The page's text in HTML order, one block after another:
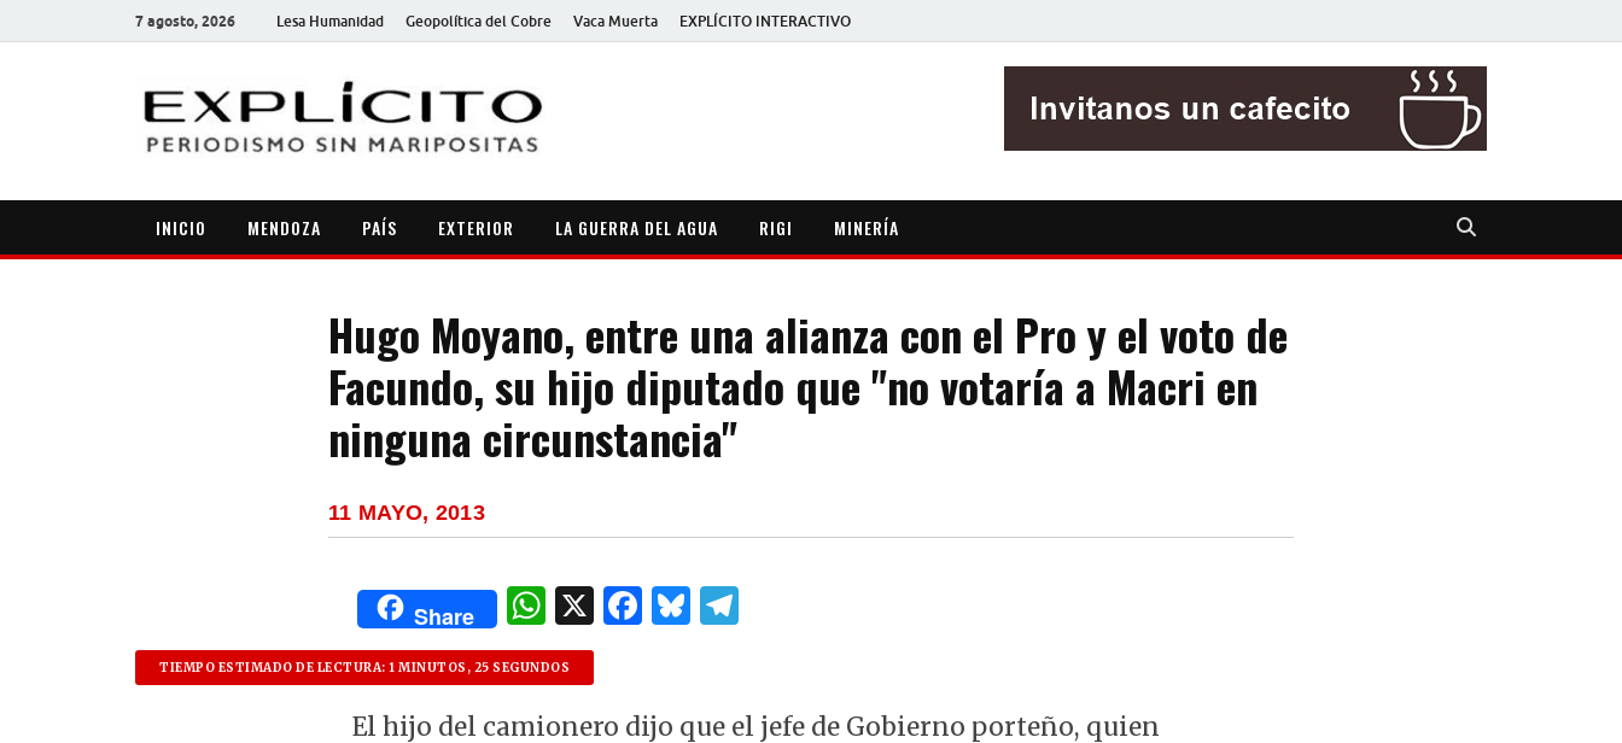
7 agosto, 2026 Lesa Humanidad Geopolítica del Cobre Vaca Muerta EXPLÍCITO INTERACTIVO
INICIO MENDOZA PAÍS EXTERIOR LA GUERRA DEL AGUA RIGI MINERÍA
Hugo Moyano, entre una alianza con el Pro y el voto de
Facundo, su hijo diputado que "no votaría a Macri en
ninguna circunstancia"
11 MAYO, 2013
Share
W
h
at
s
X F
e
B
k g
TIEMPO ESTIMADO DE LECTURA: 1 MINUTOS, 25 SEGUNDOS
El hijo del camionero dijo que el jefe de Gobierno porteño, quien